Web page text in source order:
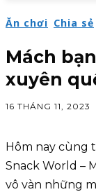
Ăn chơi Chia sẻ
Mách
xuyên
16 THÁNG 11, 2023
Hôm nay cùng
Snack World –
vô vàn những